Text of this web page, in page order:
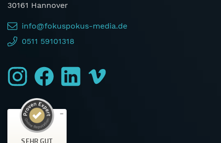
30161 Hannover
info@fokuspokus-media.de
0511 59101318
SEHR GUT